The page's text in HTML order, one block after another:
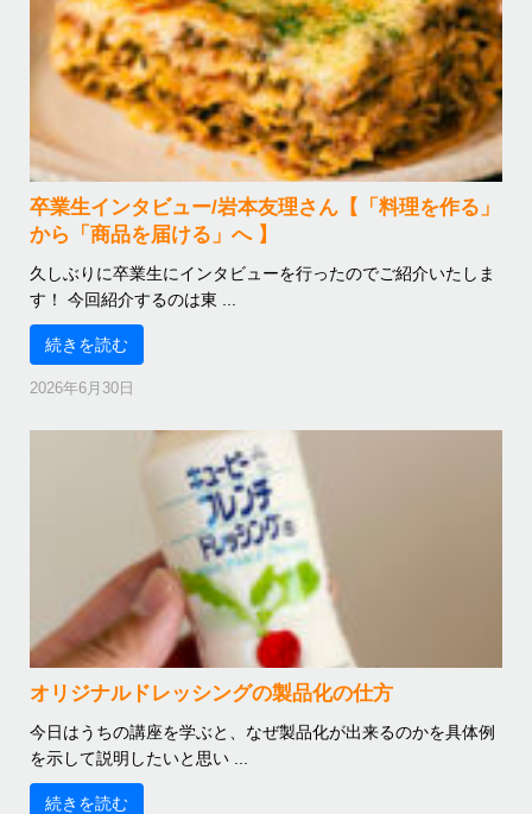
卒業生インタビュー/岩本友理さん【「料理を作る」
から「商品を届ける」へ 】
久しぶりに卒業生にインタビューを行ったのでご紹介いたしま
す！ 今回紹介するのは東 ...
続きを読む
2026年6月30日
オリジナルドレッシングの製品化の仕方
今日はうちの講座を学ぶと、なぜ製品化が出来るのかを具体例
を示して説明したいと思い ...
続きを読む